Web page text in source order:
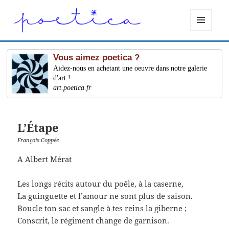
ET
WIDGETS
Vous aimez poetica ?
Aidez-nous en achetant une oeuvre dans notre galerie
d'art !
art.poetica.fr
L’Étape
François Coppée
A Albert Mérat
Les longs récits autour du poêle, à la caserne,
La guinguette et l’amour ne sont plus de saison.
Boucle ton sac et sangle à tes reins la giberne ;
Conscrit, le régiment change de garnison.